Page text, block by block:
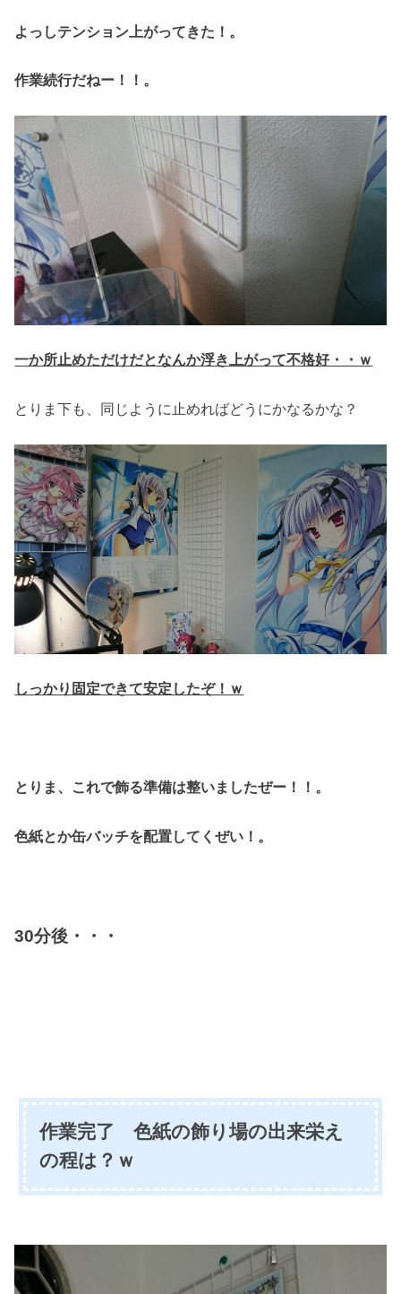
よっしテンション上がってきた！。
作業続行だねー！！。
一か所止めただけだとなんか浮き上がって不格好・・ｗ
とりま下も、同じように止めればどうにかなるかな？
しっかり固定できて安定したぞ！ｗ
とりま、これで飾る準備は整いましたぜー！！。
色紙とか缶バッチを配置してくぜい！。
30分後・・・
作業完了 色紙の飾り場の出来栄え
の程は？ｗ